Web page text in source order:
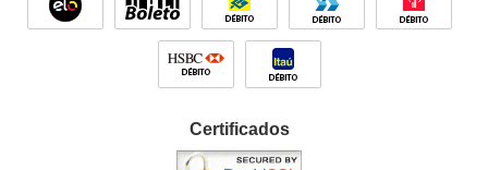
Certificados